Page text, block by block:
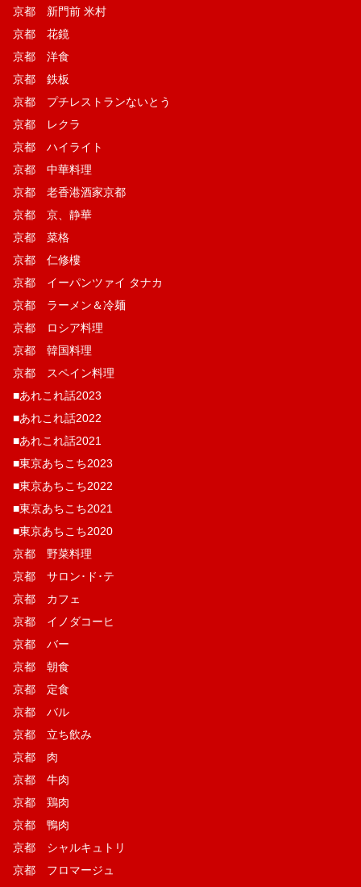
京都 新門前 米村
京都 花鏡
京都 洋食
京都 鉄板
京都 プチレストランないとう
京都 レクラ
京都 ハイライト
京都 中華料理
京都 老香港酒家京都
京都 京、静華
京都 菜格
京都 仁修樓
京都 イーパンツァイ タナカ
京都 ラーメン＆冷麺
京都 ロシア料理
京都 韓国料理
京都 スペイン料理
■あれこれ話2023
■あれこれ話2022
■あれこれ話2021
■東京あちこち2023
■東京あちこち2022
■東京あちこち2021
■東京あちこち2020
京都 野菜料理
京都 サロン･ド･テ
京都 カフェ
京都 イノダコーヒ
京都 バー
京都 朝食
京都 定食
京都 バル
京都 立ち飲み
京都 肉
京都 牛肉
京都 鶏肉
京都 鴨肉
京都 シャルキュトリ
京都 フロマージュ